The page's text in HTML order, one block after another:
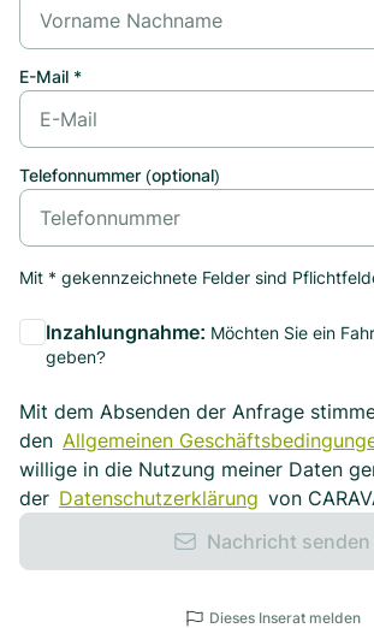
E-Mail *
Telefonnummer (optional)
Mit * gekennzeichnete Felder sind
Inzahlungnahme: Möchten Sie ein
geben?
Mit dem Absenden der Anfrage
den Allgemeinen
willige in die Nutzung meiner Daten
der Datenschutzerklärung von
Nachricht senden
Dieses Inserat melden